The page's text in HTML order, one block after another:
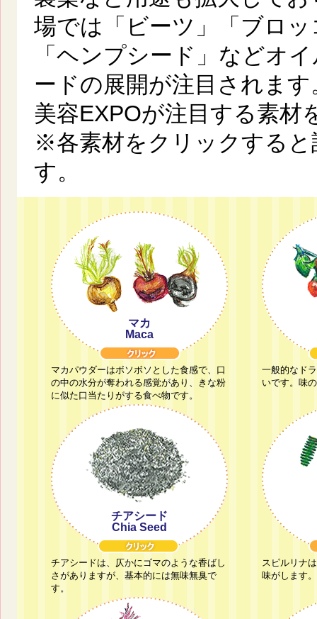
場では「ビーツ」「ブロ
「ヘンプシード」などオ
ードの展開が注目されま
美容EXPOが注目する素材
※各素材をクリックする
す。
マカ
Maca
マカパウダーはボソボソとした食感で、口
の中の水分が奪われる感覚があり、きな粉
に似た口当たりがする食べ物です。
一般的なド
いです。味
チアシード
Chia Seed
チアシードは、仄かにゴマのような香ばし
さがありますが、基本的には無味無臭で
す。
スピルリナ
味がします。